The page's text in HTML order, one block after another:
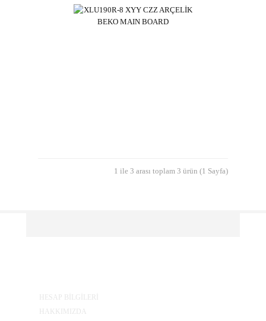
1 ile 3 arası toplam 3 ürün (1 Sayfa)
HESAP BİLGİLERİ
HAKKIMIZDA